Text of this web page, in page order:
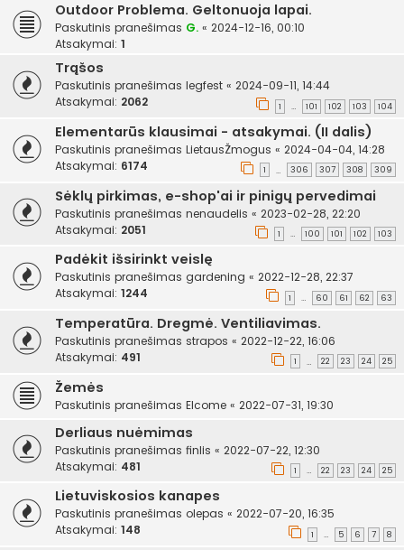
Outdoor Problema. Geltonuoja lapai.
Paskutinis pranešimas G. « 2024-12-16, 00:10
Atsakymai: 1
Trąšos
Paskutinis pranešimas legfest « 2024-09-11, 14:44
Atsakymai: 2062 1 … 101 102 103 104
Elementarūs klausimai - atsakymai. (II dalis)
Paskutinis pranešimas LietausŽmogus « 2024-04-04, 14:28
Atsakymai: 6174 1 … 306 307 308 309
Sėklų pirkimas, e-shop'ai ir pinigų pervedimai
Paskutinis pranešimas nenaudelis « 2023-02-28, 22:20
Atsakymai: 2051 1 … 100 101 102 103
Padėkit išsirinkt veislę
Paskutinis pranešimas gardening « 2022-12-28, 22:37
Atsakymai: 1244 1 … 60 61 62 63
Temperatūra. Dregmė. Ventiliavimas.
Paskutinis pranešimas strapos « 2022-12-22, 16:06
Atsakymai: 491 1 … 22 23 24 25
Žemės
Paskutinis pranešimas Elcome « 2022-07-31, 19:30
Derliaus nuėmimas
Paskutinis pranešimas finlis « 2022-07-22, 12:30
Atsakymai: 481 1 … 22 23 24 25
Lietuviskosios kanapes
Paskutinis pranešimas olepas « 2022-07-20, 16:35
Atsakymai: 148 1 … 5 6 7 8